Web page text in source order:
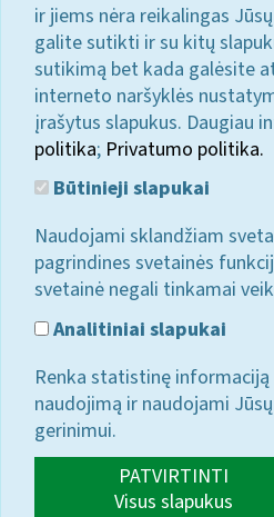
ir jiems nėra reikalingas
galite sutikti ir su kitų
sutikimą bet kada galėsite
interneto naršyklės
įrašytus slapukus. Daugiau
politika; Privatumo politika.
Būtinieji slapukai
Naudojami sklandžiam
pagrindines svetainės
svetainė negali tinkamai
Analitiniai slapukai
Renka statistinę informaciją
naudojimą ir naudojami
gerinimui.
PATVIRTINTI
Visus slapukus